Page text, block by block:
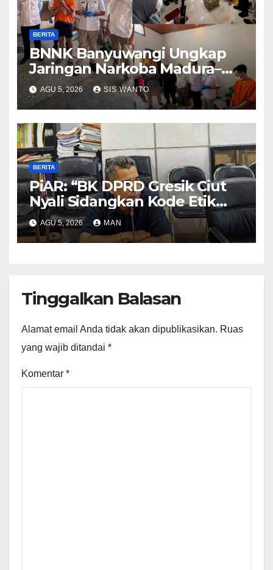
BERITA
BNNK Banyuwangi Ungkap
Jaringan Narkoba Madura–
Bali
AGU 5, 2026 SIS WANTO
BERITA
PiAR: “BK DPRD Gresik Ciut
Nyali Sidangkan Kode Etik
Ketua DPRD”
AGU 5, 2026 MAN
Tinggalkan Balasan
Alamat email Anda tidak akan dipublikasikan. Ruas
yang wajib ditandai *
Komentar *